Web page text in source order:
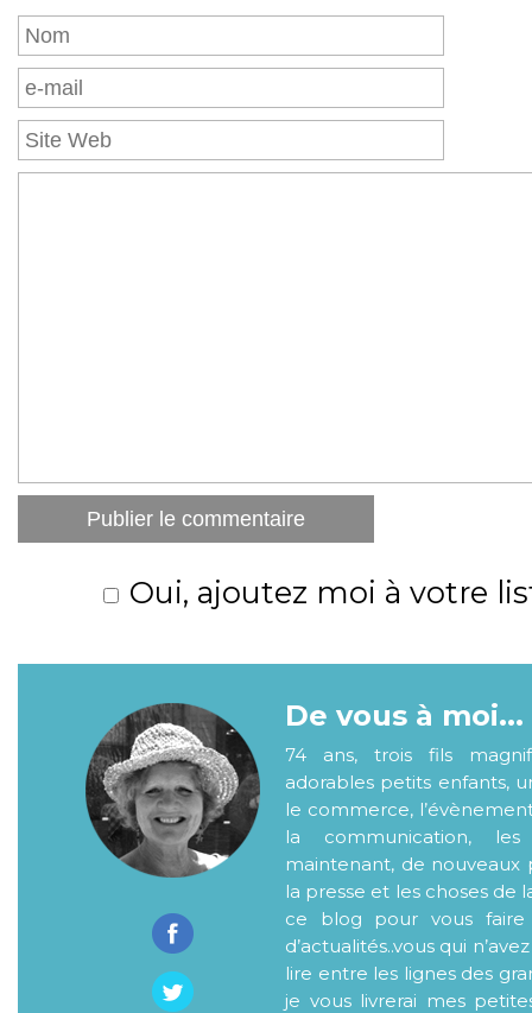
Oui, ajoutez moi à votre
De vous à moi...
74 ans, trois fils
adorables petits enfants,
le commerce,
la communication,
maintenant, de nouveaux
la presse et les choses de
ce blog pour vous faire
d’actualités..vous qui
lire entre les lignes des
je vous livrerai mes